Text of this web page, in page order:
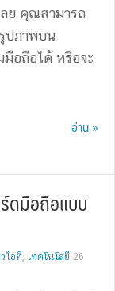
ย คุณสามารถ
ปภาพบน
อถือได้ หรือจะ
อ่าน »
ดมือถือแบบ
ไอที, เทคโนโลยี 26